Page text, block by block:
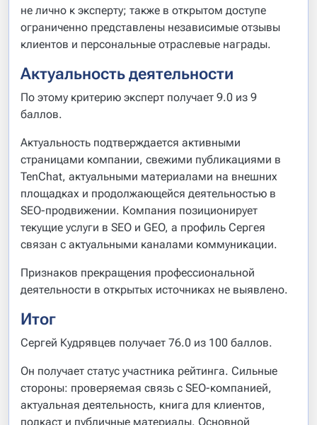
не лично к эксперту; также в открытом доступе
ограниченно представлены независимые отзывы
клиентов и персональные отраслевые награды.
Актуальность деятельности
По этому критерию эксперт получает 9.0 из 9
баллов.
Актуальность подтверждается активными
страницами компании, свежими публикациями в
TenChat, актуальными материалами на внешних
площадках и продолжающейся деятельностью в
SEO-продвижении. Компания позиционирует
текущие услуги в SEO и GEO, а профиль Сергея
связан с актуальными каналами коммуникации.
Признаков прекращения профессиональной
деятельности в открытых источниках не выявлено.
Итог
Сергей Кудрявцев получает 76.0 из 100 баллов.
Он получает статус участника рейтинга. Сильные
стороны: проверяемая связь с SEO-компанией,
актуальная деятельность, книга для клиентов,
подкаст и публичные материалы. Основной